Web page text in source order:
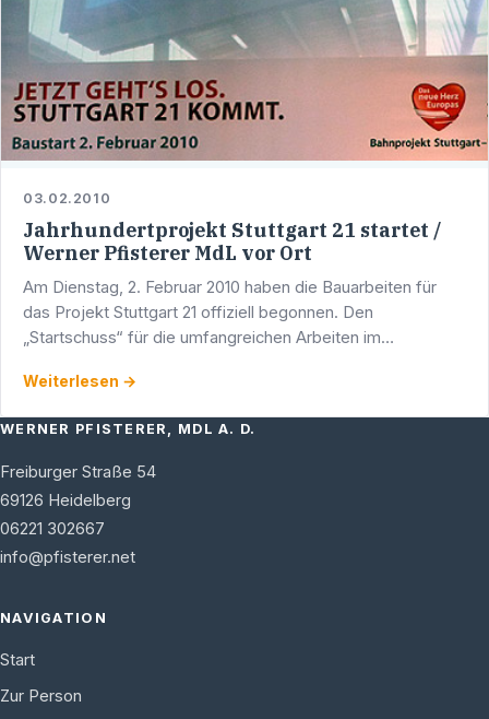
03.02.2010
Jahrhundertprojekt Stuttgart 21 startet /
Werner Pfisterer MdL vor Ort
Am Dienstag, 2. Februar 2010 haben die Bauarbeiten für
das Projekt Stuttgart 21 offiziell begonnen. Den
„Startschuss“ für die umfangreichen Arbeiten im
Rüdiger Grube, …
Weiterlesen →
WERNER PFISTERER, MDL A. D.
Freiburger Straße 54
69126 Heidelberg
06221 302667
info@pfisterer.net
NAVIGATION
Start
Zur Person